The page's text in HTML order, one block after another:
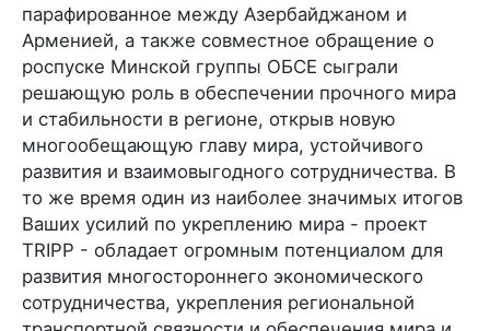
парафированное между Азербайджаном и
Арменией, а также совместное обращение о
роспуске Минской группы ОБСЕ сыграли
решающую роль в обеспечении прочного мира
и стабильности в регионе, открыв новую
многообещающую главу мира, устойчивого
развития и взаимовыгодного сотрудничества. В
то же время один из наиболее значимых итогов
Ваших усилий по укреплению мира - проект
TRIPP - обладает огромным потенциалом для
развития многостороннего экономического
сотрудничества, укрепления региональной